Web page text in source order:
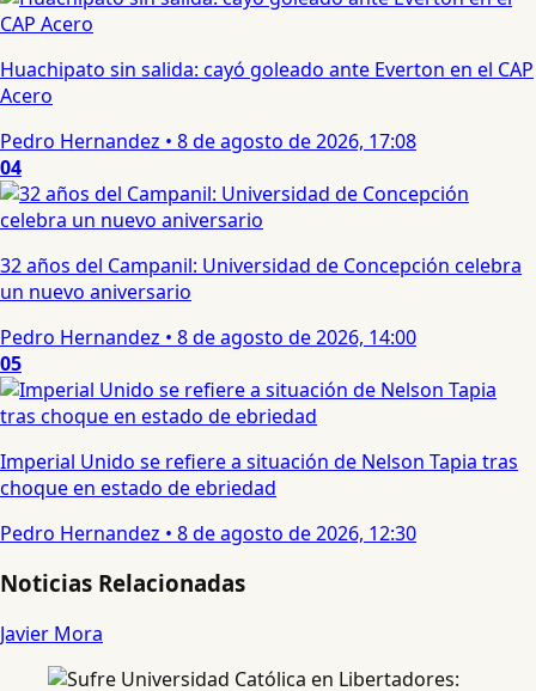
Huachipato sin salida: cayó goleado ante Everton en el CAP
Acero
Pedro Hernandez • 8 de agosto de 2026, 17:08
04
32 años del Campanil: Universidad de Concepción celebra
un nuevo aniversario
Pedro Hernandez • 8 de agosto de 2026, 14:00
05
Imperial Unido se refiere a situación de Nelson Tapia tras
choque en estado de ebriedad
Pedro Hernandez • 8 de agosto de 2026, 12:30
Noticias Relacionadas
Javier Mora